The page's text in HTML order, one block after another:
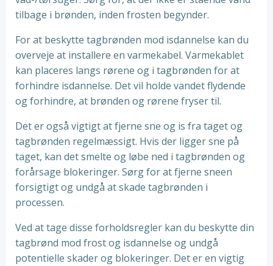
tilbage i brønden, inden frosten begynder.
For at beskytte tagbrønden mod isdannelse kan du
overveje at installere en varmekabel. Varmekablet
kan placeres langs rørene og i tagbrønden for at
forhindre isdannelse. Det vil holde vandet flydende
og forhindre, at brønden og rørene fryser til.
Det er også vigtigt at fjerne sne og is fra taget og
tagbrønden regelmæssigt. Hvis der ligger sne på
taget, kan det smelte og løbe ned i tagbrønden og
forårsage blokeringer. Sørg for at fjerne sneen
forsigtigt og undgå at skade tagbrønden i
processen.
Ved at tage disse forholdsregler kan du beskytte din
tagbrønd mod frost og isdannelse og undgå
potentielle skader og blokeringer. Det er en vigtig